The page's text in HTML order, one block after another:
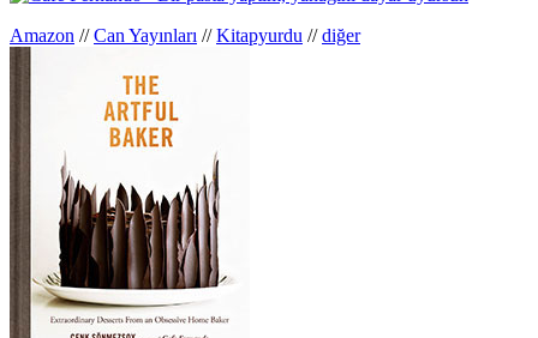
Amazon //Can Yayınları //Kitapyurdu //diğer